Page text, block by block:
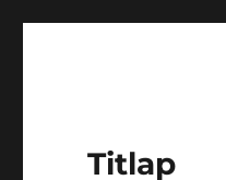
Titlap